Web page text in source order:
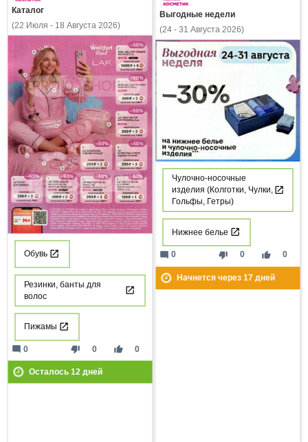
Каталог
(22 Июля - 18 Августа 2026)
Обувь
Резинки, банты для
волос
Пижамы
thumb_down 0 thumb_up 0
mode_comment 0
Осталось 12дней
Выгодные недели
(24 - 31 Августа 2026)
Чулочно-носочные
изделия (Колготки, Чулки,
Гольфы, Гетры)
Нижнее белье
thumb_down 0 thumb_up 0
mode_comment 0
Начнется через 17дней